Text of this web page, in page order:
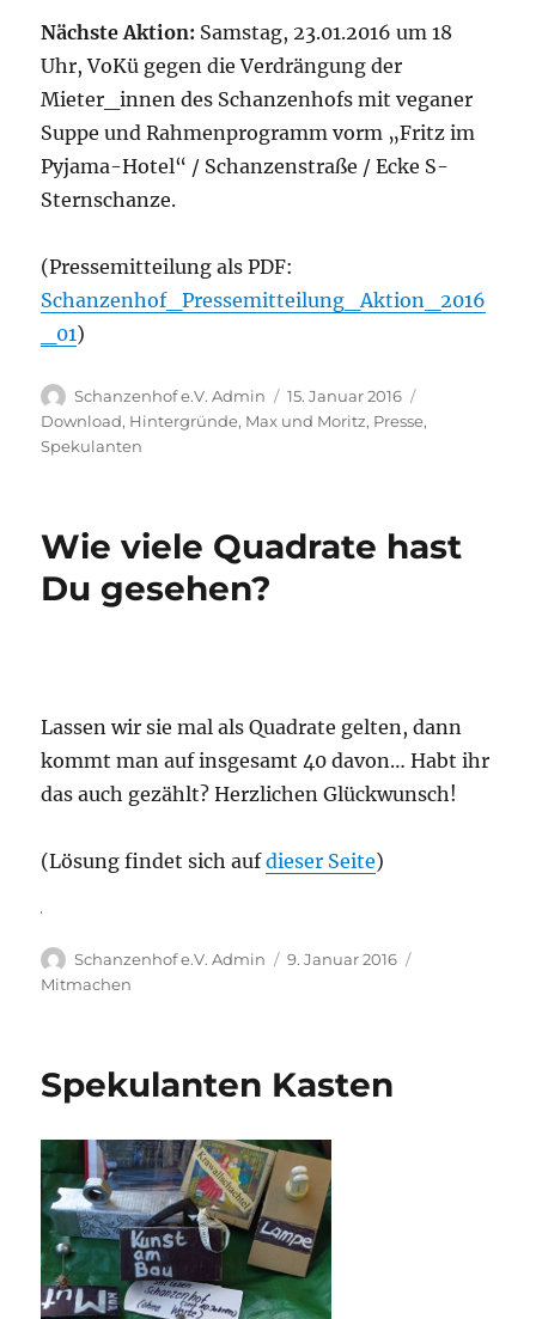
Nächste Aktion: Samstag, 23.01.2016 um 18
Uhr, VoKü gegen die Verdrängung der
Mieter_innen des Schanzenhofs mit veganer
Suppe und Rahmenprogramm vorm „Fritz im
Pyjama-Hotel“ / Schanzenstraße / Ecke S-
Sternschanze.
(Pressemitteilung als PDF:
Schanzenhof_Pressemitteilung_Aktion_2016
_01)
Autor
Schanzenhof e.V. Admin
Veröffentlicht
am
15. Januar 2016
Download, Hintergründe, Max und Moritz, Presse,
Spekulanten
Wie viele Quadrate hast
Du gesehen?
Lassen wir sie mal als Quadrate gelten, dann
kommt man auf insgesamt 40 davon… Habt ihr
das auch gezählt? Herzlichen Glückwunsch!
(Lösung findet sich aufdieser Seite)
Autor
Schanzenhof e.V. Admin
Veröffentlicht
9. Januar 2016
Mitmachen
Spekulanten Kasten